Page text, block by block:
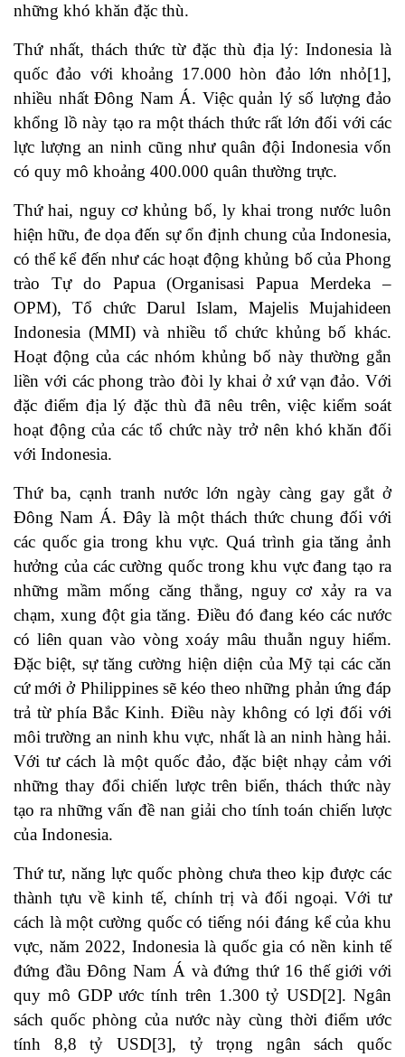
những khó khăn đặc thù.
Thứ nhất, thách thức từ đặc thù địa lý: Indonesia là
quốc đảo với khoảng 17.000 hòn đảo lớn nhỏ[1],
nhiều nhất Đông Nam Á. Việc quản lý số lượng đảo
khổng lồ này tạo ra một thách thức rất lớn đối với các
lực lượng an ninh cũng như quân đội Indonesia vốn
có quy mô khoảng 400.000 quân thường trực.
Thứ hai, nguy cơ khủng bố, ly khai trong nước luôn
hiện hữu, đe dọa đến sự ổn định chung của Indonesia,
có thể kể đến như các hoạt động khủng bố của Phong
trào Tự do Papua (Organisasi Papua Merdeka –
OPM), Tổ chức Darul Islam, Majelis Mujahideen
Indonesia (MMI) và nhiều tổ chức khủng bố khác.
Hoạt động của các nhóm khủng bố này thường gắn
liền với các phong trào đòi ly khai ở xứ vạn đảo. Với
đặc điểm địa lý đặc thù đã nêu trên, việc kiểm soát
hoạt động của các tổ chức này trở nên khó khăn đối
với Indonesia.
Thứ ba, cạnh tranh nước lớn ngày càng gay gắt ở
Đông Nam Á. Đây là một thách thức chung đối với
các quốc gia trong khu vực. Quá trình gia tăng ảnh
hưởng của các cường quốc trong khu vực đang tạo ra
những mầm mống căng thẳng, nguy cơ xảy ra va
chạm, xung đột gia tăng. Điều đó đang kéo các nước
có liên quan vào vòng xoáy mâu thuẫn nguy hiểm.
Đặc biệt, sự tăng cường hiện diện của Mỹ tại các căn
cứ mới ở Philippines sẽ kéo theo những phản ứng đáp
trả từ phía Bắc Kinh. Điều này không có lợi đối với
môi trường an ninh khu vực, nhất là an ninh hàng hải.
Với tư cách là một quốc đảo, đặc biệt nhạy cảm với
những thay đổi chiến lược trên biển, thách thức này
tạo ra những vấn đề nan giải cho tính toán chiến lược
của Indonesia.
Thứ tư, năng lực quốc phòng chưa theo kịp được các
thành tựu về kinh tế, chính trị và đối ngoại. Với tư
cách là một cường quốc có tiếng nói đáng kể của khu
vực, năm 2022, Indonesia là quốc gia có nền kinh tế
đứng đầu Đông Nam Á và đứng thứ 16 thế giới với
quy mô GDP ước tính trên 1.300 tỷ USD[2]. Ngân
sách quốc phòng của nước này cùng thời điểm ước
tính 8,8 tỷ USD[3], tỷ trọng ngân sách quốc